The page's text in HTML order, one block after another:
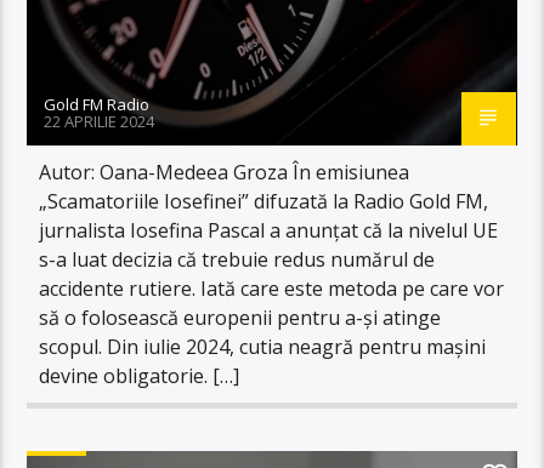
Gold FM Radio
22 APRILIE 2024
Autor: Oana-Medeea Groza În emisiunea
„Scamatoriile Iosefinei” difuzată la Radio Gold FM,
jurnalista Iosefina Pascal a anunțat că la nivelul UE
s-a luat decizia că trebuie redus numărul de
accidente rutiere. Iată care este metoda pe care vor
să o folosească europenii pentru a-și atinge
scopul. Din iulie 2024, cutia neagră pentru mașini
devine obligatorie. […]